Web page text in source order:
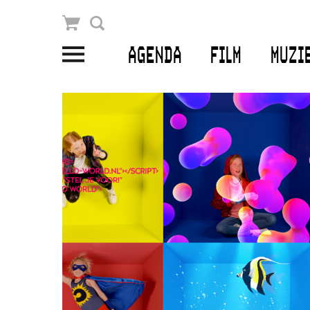
AGENDA FILM
Winkelmandje
PLAN JE BEZOEK
Openingstijden & contact
Bereikbaarheid
Kaartverkoop
Schoolvoorstellingen
Filmprogramma’s Primair Onderwijs